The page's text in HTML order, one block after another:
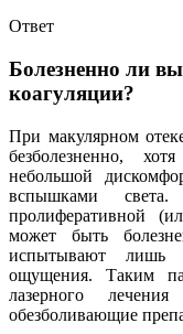
Ответ
Болезненно ли
коагуляции?
При макулярном
безболезненно,
небольшой
вспышками света.
пролиферативной
может быть
испытывают лишь
ощущения. Таким
лазерного
обезболивающие